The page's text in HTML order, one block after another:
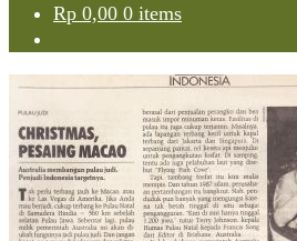
Rp 0,00 0 items